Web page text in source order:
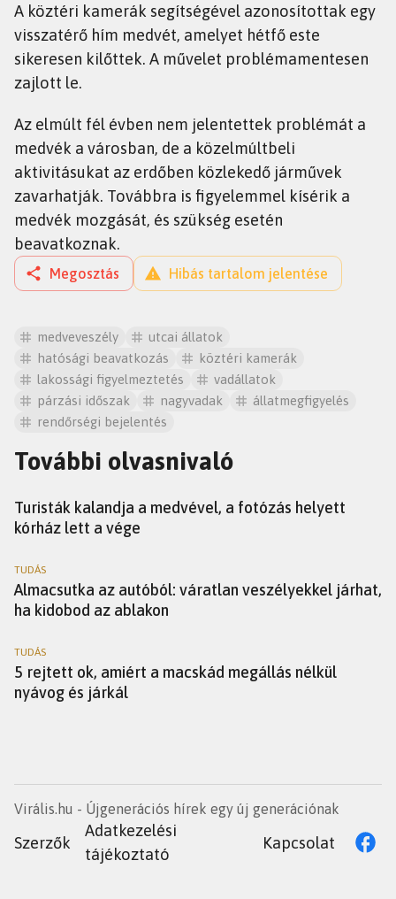
A köztéri kamerák segítségével azonosítottak egy
visszatérő hím medvét, amelyet hétfő este
sikeresen kilőttek. A művelet problémamentesen
zajlott le.
Az elmúlt fél évben nem jelentettek problémát a
medvék a városban, de a közelmúltbeli
aktivitásukat az erdőben közlekedő járművek
zavarhatják. Továbbra is figyelemmel kísérik a
medvék mozgását, és szükség esetén
beavatkoznak.
Megosztás Hibás tartalom jelentése
medveveszély
utcai állatok
hatósági beavatkozás
köztéri kamerák
lakossági figyelmeztetés
vadállatok
párzási időszak
nagyvadak
állatmegfigyelés
rendőrségi bejelentés
További olvasnivaló
Turisták kalandja a medvével, a fotózás helyett
kórház lett a vége
TUDÁS
Almacsutka az autóból: váratlan veszélyekkel járhat,
ha kidobod az ablakon
TUDÁS
5 rejtett ok, amiért a macskád megállás nélkül
nyávog és járkál
Virális.hu - Újgenerációs hírek egy új generációnak
Szerzők
Adatkezelési
tájékoztató
Kapcsolat